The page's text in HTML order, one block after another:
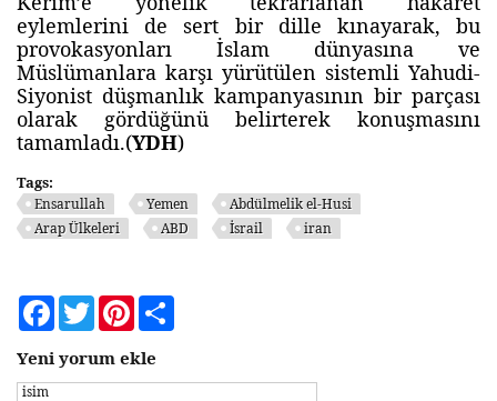
eylemlerini de sert bir dille kınayarak, bu
provokasyonları İslam dünyasına ve
Müslümanlara karşı yürütülen sistemli Yahudi-
Siyonist düşmanlık kampanyasının bir parçası
olarak gördüğünü belirterek konuşmasını
tamamladı.(YDH)
Tags:
Ensarullah Yemen
Abdülmelik el-Husi
Arap Ülkeleri
ABD İsrail iran
FacebookTwitterPinterest
Yeni yorum ekle
isim